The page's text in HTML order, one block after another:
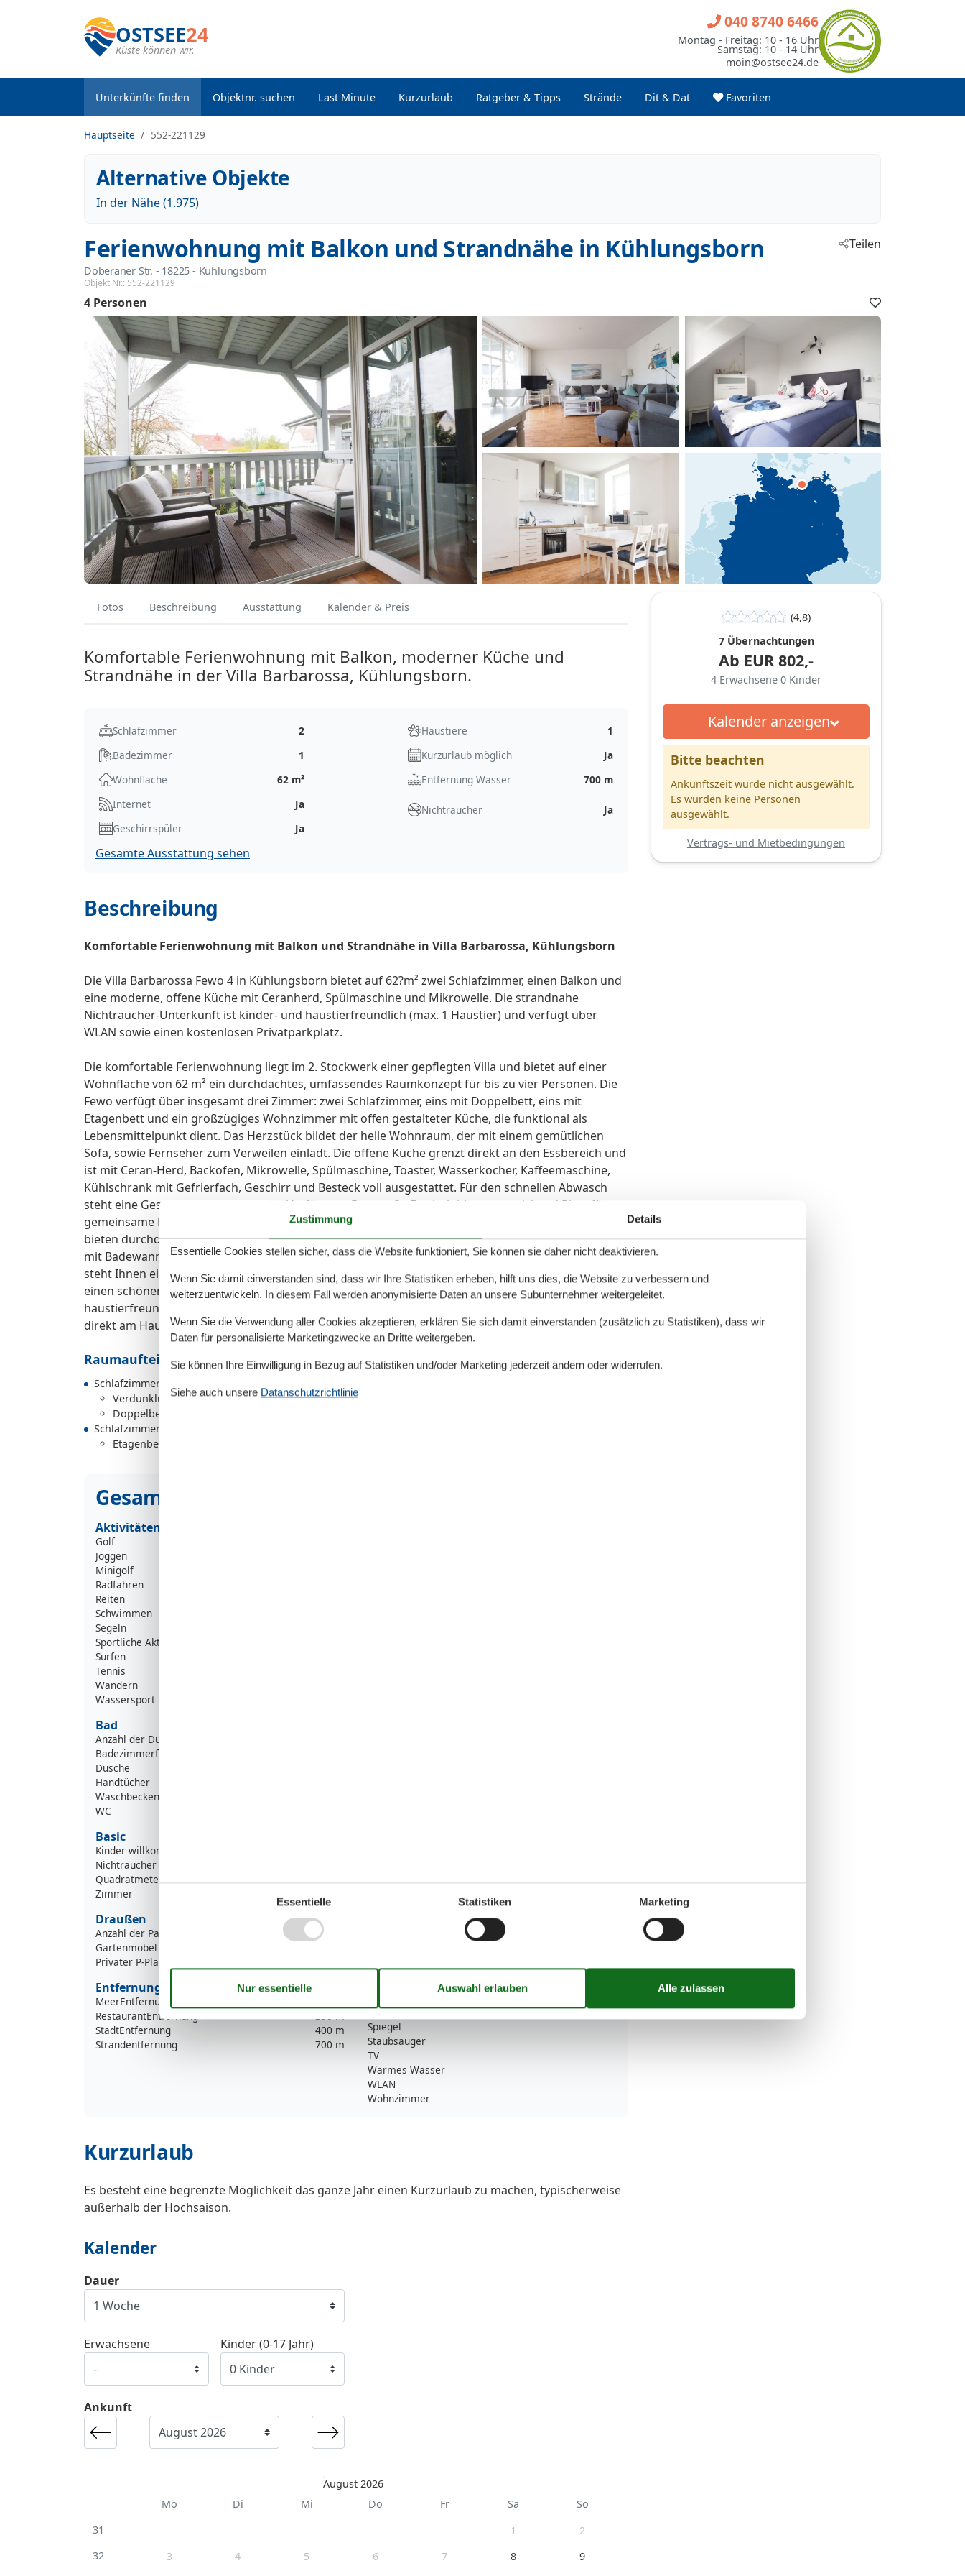
OSTSEE24
Küste können wir.
Unterkünfte finden Objektnr. suchen Last Minute Kurzurlaub Ratgeber & Tipps Strände Dit & Dat Favoriten
040 8740 6466
Montag - Freitag: 10 - 16 Uhr
Samstag: 10 - 14 Uhr
moin@ostsee24.de
Hauptseite 552-221129
Alternative Objekte
In der Nähe (1.975)
Ferienwohnung mit Balkon und Strandnähe in Kühlungsborn
Doberaner Str. - 18225 - Kühlungsborn
Objekt Nr.: 552-221129
Teilen
4 Personen
Fotos Beschreibung Ausstattung Kalender & Preis
Komfortable Ferienwohnung mit Balkon, moderner Küche und
Strandnähe in der Villa Barbarossa, Kühlungsborn.
Schlafzimmer
2
Badezimmer
1
Wohnfläche
62 m²
Haustiere
1
Kurzurlaub möglich
Ja
Entfernung Wasser
700 m
Internet
Ja
Geschirrspüler
Ja
Nichtraucher Ja
Gesamte Ausstattung sehen
Beschreibung
Komfortable Ferienwohnung mit Balkon und Strandnähe in Villa Barbarossa, Kühlungsborn
Die Villa Barbarossa Fewo 4 in Kühlungsborn bietet auf 62?m² zwei Schlafzimmer, einen Balkon und
eine moderne, offene Küche mit Ceranherd, Spülmaschine und Mikrowelle. Die strandnahe
Nichtraucher-Unterkunft ist kinder- und haustierfreundlich (max. 1 Haustier) und verfügt über
WLAN sowie einen kostenlosen Privatparkplatz.
Die komfortable Ferienwohnung liegt im 2. Stockwerk einer gepflegten Villa und bietet auf einer
Wohnfläche von 62 m² ein durchdachtes, umfassendes Raumkonzept für bis zu vier Personen. Die
Fewo verfügt über insgesamt drei Zimmer: zwei Schlafzimmer, eins mit Doppelbett, eins mit
Etagenbett und ein großzügiges Wohnzimmer mit offen gestalteter Küche, die funktional als
Lebensmittelpunkt dient. Das Herzstück bildet der helle Wohnraum, der mit einem gemütlichen
Sofa, sowie Fernseher zum Verweilen einlädt. Die offene Küche grenzt direkt an den Essbereich und
ist mit Ceran-Herd, Backofen, Mikrowelle, Spülmaschine, Toaster, Wasserkocher, Kaffeemaschine,
Kühlschrank mit Gefrierfach, Geschirr und Besteck voll ausgestattet. Für den schnellen Abwasch
steht eine Geschirrspülmaschine zur Verfügung. Der große Esstisch bietet ausreichend Platz für
gemeinsame Mahlzeiten. Die Schlafzimmer sind mit Sichtschutz für alle Fenster ausgestattet und
bieten durchdachten Stauraum inklusive Garderobe. Das Tageslichtbad verfügt über eine Dusche
mit Badewanne, Waschbecken, WC, Spiegel und Handtücher. Für entspannte Stunden im Freien
steht Ihnen ein überdachter Balkon zur Verfügung, der mit Gartenmöbeln ausgestattet ist und
einen schönen Ort für Frühstück oder lauschige Abende bietet. Das Nichtraucherobjekt ist zudem
haustierfreundlich, maximal ein Hund darf mitgebracht werden. Ein kostenloser Privatparkplatz
direkt am Haus sorgt dafür, dass Sie Ihr Fahrzeug bequem und sicher abstellen können.
Raumaufteilung
Schlafzimmer, 2 Personen
Verdunklungsvorhänge, Kleiderschrank
Doppelbett (Offenes Fußteil)
Schlafzimmer, 2 Personen
Etagenbett
Gesamte Ausstattung
Aktivitäten
Golf
Joggen
Minigolf
Radfahren
Reiten
Schwimmen
Segeln
Sportliche Aktivitäten
Surfen
Tennis
Wandern
Wassersport
Bad
Anzahl der Duschen
Badezimmerfenster
Dusche
Handtücher
Waschbecken
WC
Basic
Kinder willkommen
Nichtraucher
Quadratmeter
62 m²
Zimmer
Draußen
Anzahl der Parkplätze
Gartenmöbel
Privater P-Platz
Entfernung
MeerEntfernung
RestaurantEntfernung
290 m
StadtEntfernung
400 m
Strandentfernung
700 m
Internet
Möglichkeit zur Raumverdunkelung
Rauchmelder
Sofa
Spiegel
Staubsauger
TV
Warmes Wasser
WLAN
Wohnzimmer
Kurzurlaub
Es besteht eine begrenzte Möglichkeit das ganze Jahr einen Kurzurlaub zu machen, typischerweise
außerhalb der Hochsaison.
Kalender
Ankunft
August 2026
Mo
Di Mi Do Fr Sa
So
31
1
2
32
3 4 5 6 7 8
9
Dauer
Erwachsene Kinder (0-17 Jahr)
(4,8)
7 Übernachtungen
Ab EUR 802,-
4 Erwachsene 0 Kinder
Kalender anzeigen
Bitte beachten
Ankunftszeit wurde nicht ausgewählt.
Es wurden keine Personen
ausgewählt.
Vertrags- und Mietbedingungen
Zustimmung Details
Essentielle Cookies stellen sicher, dass die Website funktioniert, Sie können sie daher nicht deaktivieren.
Wenn Sie damit einverstanden sind, dass wir Ihre Statistiken erheben, hilft uns dies, die Website zu verbessern und
weiterzuentwickeln. In diesem Fall werden anonymisierte Daten an unsere Subunternehmer weitergeleitet.
Wenn Sie die Verwendung aller Cookies akzeptieren, erklären Sie sich damit einverstanden (zusätzlich zu Statistiken), dass wir
Daten für personalisierte Marketingzwecke an Dritte weitergeben.
Sie können Ihre Einwilligung in Bezug auf Statistiken und/oder Marketing jederzeit ändern oder widerrufen.
Siehe auch unsere Datanschutzrichtlinie
Essentielle Statistiken Marketing